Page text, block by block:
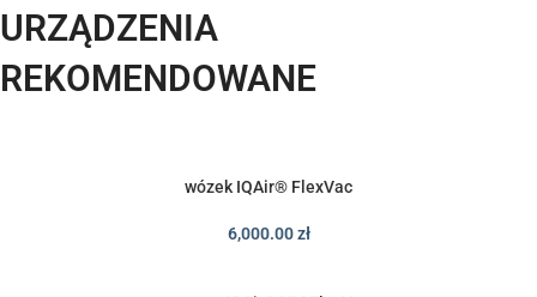
URZĄDZENIA
REKOMENDOWANE
wózek IQAir® FlexVac
6,000.00zł